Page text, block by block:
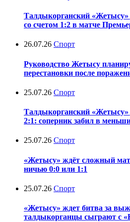
Талдыкорганский
со счетом 1:2 в матче
26.07.26 Спорт
Руководство Жетысу
перестановки после
25.07.26 Спорт
Талдыкорганский
2:1: соперник забил в
25.07.26 Спорт
«Жетысу» ждёт сложный
ничью 0:0 или 1:1
25.07.26 Спорт
«Жетысу» ждет битва за
талдыкорганцы сыграют с